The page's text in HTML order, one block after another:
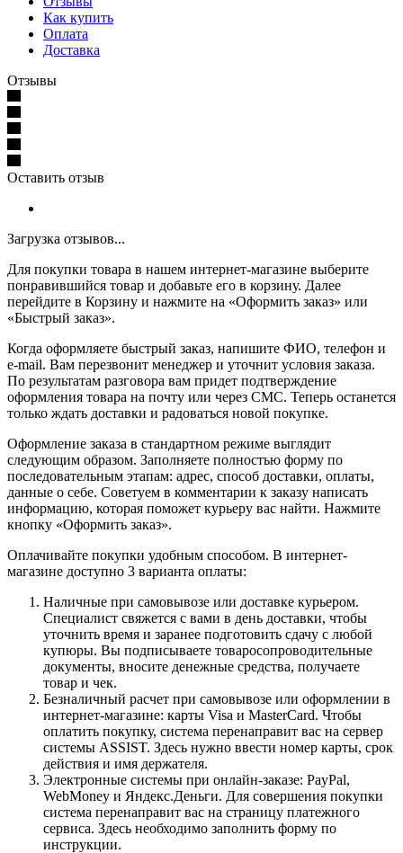
Как купить
Оплата
Доставка
Отзывы
Оставить отзыв
Загрузка отзывов...
Для покупки товара в нашем интернет-магазине выберите
понравившийся товар и добавьте его в корзину. Далее
перейдите в Корзину и нажмите на «Оформить заказ» или
«Быстрый заказ».
Когда оформляете быстрый заказ, напишите ФИО, телефон и
e-mail. Вам перезвонит менеджер и уточнит условия заказа.
По результатам разговора вам придет подтверждение
оформления товара на почту или через СМС. Теперь останется
только ждать доставки и радоваться новой покупке.
Оформление заказа в стандартном режиме выглядит
следующим образом. Заполняете полностью форму по
последовательным этапам: адрес, способ доставки, оплаты,
данные о себе. Советуем в комментарии к заказу написать
информацию, которая поможет курьеру вас найти. Нажмите
кнопку «Оформить заказ».
Оплачивайте покупки удобным способом. В интернет-
магазине доступно 3 варианта оплаты:
Наличные при самовывозе или доставке курьером.
Специалист свяжется с вами в день доставки, чтобы
уточнить время и заранее подготовить сдачу с любой
купюры. Вы подписываете товаросопроводительные
документы, вносите денежные средства, получаете
товар и чек.
Безналичный расчет при самовывозе или оформлении в
интернет-магазине: карты Visa и MasterCard. Чтобы
оплатить покупку, система перенаправит вас на сервер
системы ASSIST. Здесь нужно ввести номер карты, срок
действия и имя держателя.
Электронные системы при онлайн-заказе: PayPal,
WebMoney и Яндекс.Деньги. Для совершения покупки
система перенаправит вас на страницу платежного
сервиса. Здесь необходимо заполнить форму по
инструкции.